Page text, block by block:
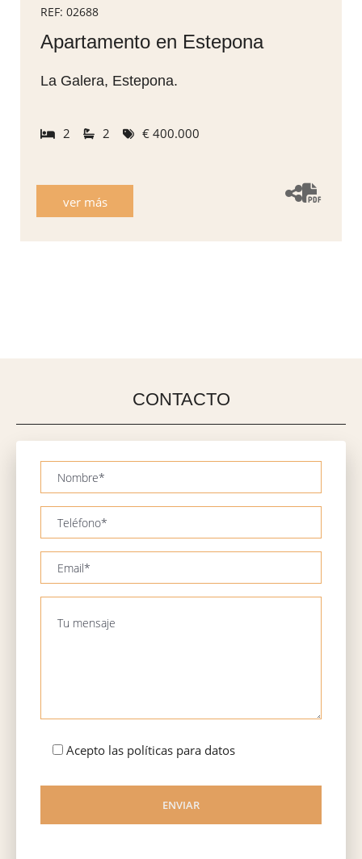
REF: 02688
Apartamento en Estepona
La Galera, Estepona.
2 2 € 400.000
ver más
CONTACTO
Acepto las políticas para datos
ENVIAR